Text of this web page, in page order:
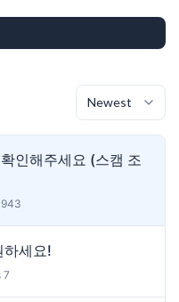
인해주세요 (스캠 조
세요!
7